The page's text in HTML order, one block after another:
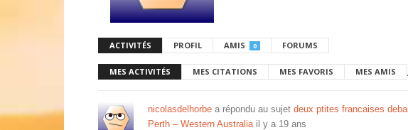
ACTIVITÉS PROFIL AMIS 0 FORUMS
MES ACTIVITÉS MES CITATIONS MES FAVORIS MES AMIS
nicolasdelhorbe a répondu au sujet deux ptites francaises
Perth – Western Australia il y a 19 ans